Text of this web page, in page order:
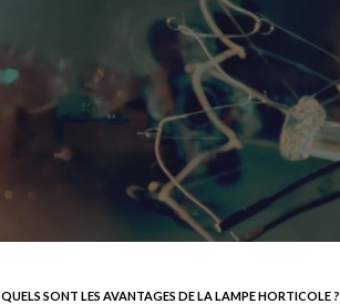
QUELS SONT LES AVANTAGES DE LA LAMPE HORTICOLE ?